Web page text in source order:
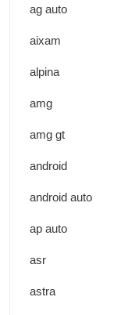
ag auto
aixam
alpina
amg
amg gt
android
android auto
ap auto
asr
astra